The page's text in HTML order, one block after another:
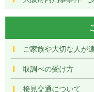
ご家族や大切な人が
取調べの受け方
接見交通について